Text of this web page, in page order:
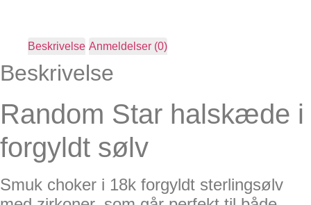
Beskrivelse Anmeldelser (0)
Beskrivelse
Random Star halskæde i
forgyldt sølv
Smuk choker i 18k forgyldt sterlingsølv